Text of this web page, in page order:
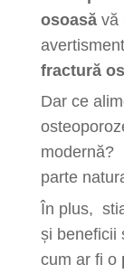
osoasă vă
fractură
Dar ce
modernă?
parte
În plus,
și beneficii
cum ar fi o